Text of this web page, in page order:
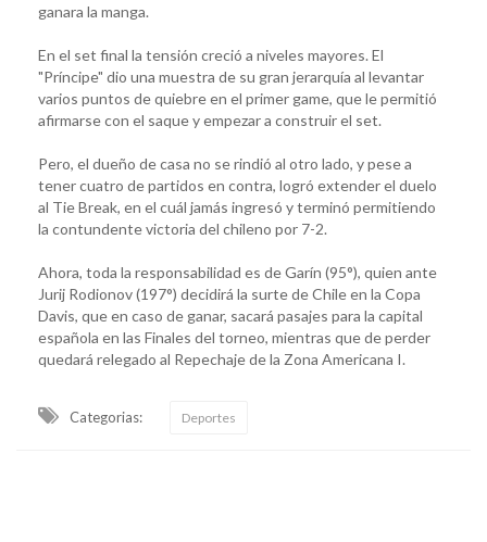
ganara la manga.
En el set final la tensión creció a niveles mayores. El
"Príncipe" dio una muestra de su gran jerarquía al levantar
varios puntos de quiebre en el primer game, que le permitió
afirmarse con el saque y empezar a construir el set.
Pero, el dueño de casa no se rindió al otro lado, y pese a
tener cuatro de partidos en contra, logró extender el duelo
al Tie Break, en el cuál jamás ingresó y terminó permitiendo
la contundente victoria del chileno por 7-2.
Ahora, toda la responsabilidad es de Garín (95°), quien ante
Jurij Rodionov (197°) decidirá la surte de Chile en la Copa
Davis, que en caso de ganar, sacará pasajes para la capital
española en las Finales del torneo, mientras que de perder
quedará relegado al Repechaje de la Zona Americana I.
Categorias: Deportes